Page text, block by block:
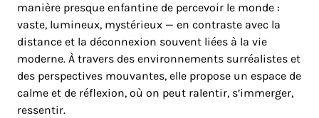
manière presque enfantine de percevoir le monde :
vaste, lumineux, mystérieux — en contraste avec la
distance et la déconnexion souvent liées à la vie
moderne. À travers des environnements surréalistes et
des perspectives mouvantes, elle propose un espace de
calme et de réflexion, où on peut ralentir, s’immerger,
ressentir.